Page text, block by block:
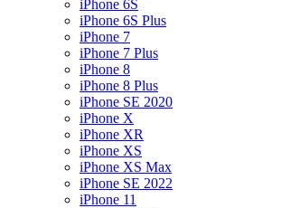
iPhone 6S
iPhone 6S Plus
iPhone 7
iPhone 7 Plus
iPhone 8
iPhone 8 Plus
iPhone SE 2020
iPhone X
iPhone XR
iPhone XS
iPhone XS Max
iPhone SE 2022
iPhone 11